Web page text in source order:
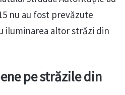
nu au fost prevăzute
iluminarea altor străzi din
pe străzile din